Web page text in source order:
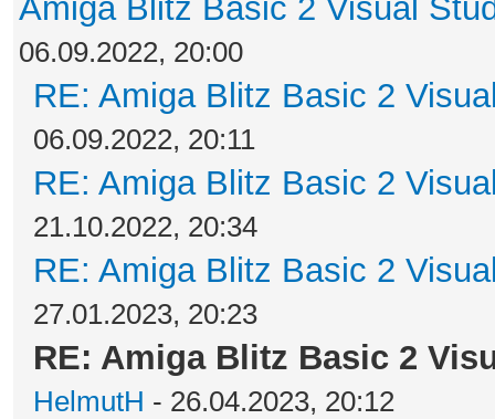
Amiga Blitz Basic 2 Visual
06.09.2022, 20:00
RE: Amiga Blitz Basic 2
06.09.2022, 20:11
RE: Amiga Blitz Basic 2
21.10.2022, 20:34
RE: Amiga Blitz Basic 2
27.01.2023, 20:23
RE: Amiga Blitz Basic 2
HelmutH - 26.04.2023, 20:12